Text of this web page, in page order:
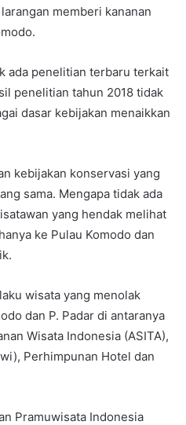
memberi kananan
ada penelitian terbaru terkait
penelitian tahun 2018 tidak
dasar kebijakan menaikkan
kebijakan konservasi yang
sama. Mengapa tidak ada
yang hendak melihat
ke Pulau Komodo dan
wisata yang menolak
dan P. Padar di antaranya
Wisata Indonesia (ASITA),
Perhimpunan Hotel dan
Pramuwisata Indonesia